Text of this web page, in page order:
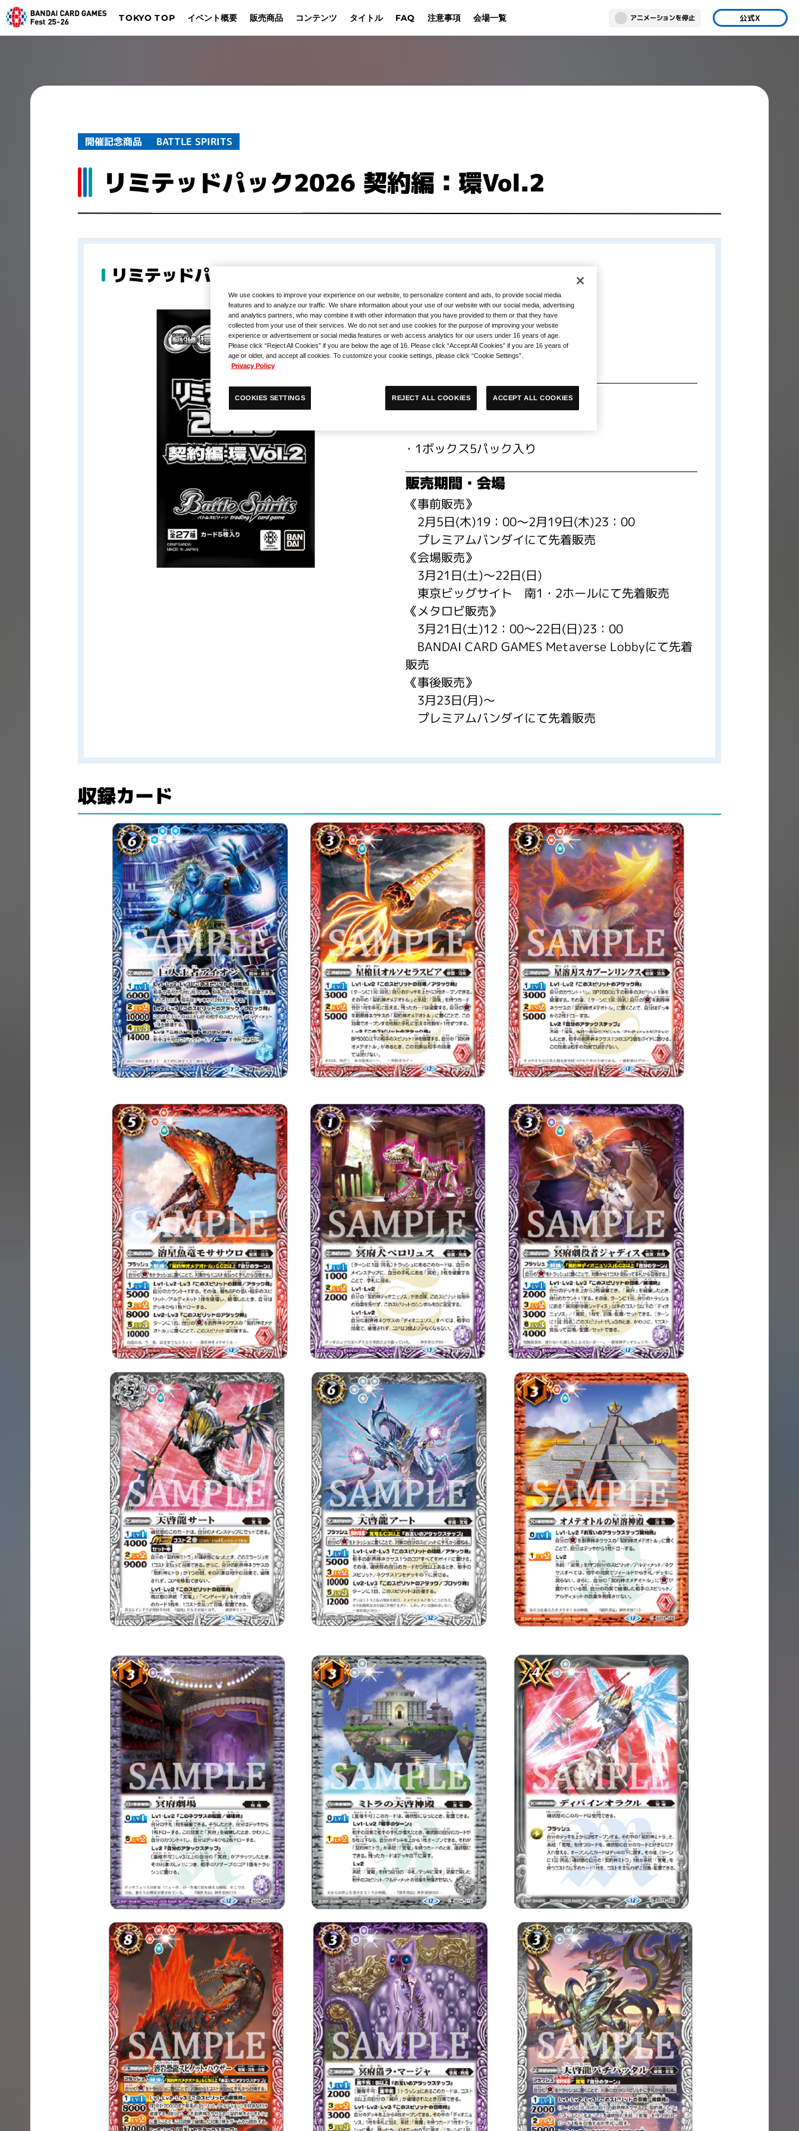
TOKYO TOP イベント概要
開催概要 参加方法 For International players
販売商品
販売商品一覧​ 販売方法 その他販売商品
コンテンツ
来場記念品​
タイトル
バトルスピリッツ デジモンカードゲーム ONE PIECEカードゲーム UNION ARENA ドラゴンボールスーパーカードゲームフュージョンワールド
FAQ 注意事項​ 会場一覧
Dallas Manila Bangkok Jakarta Taipei Singapore
アニメーションを停止 公式X
開催記念商品​ BATTLE SPIRITS
リミテッドパック2026 契約編：環Vol.2
リミテッドパック2026 契約編：環Vol.2
販売価格​
1ボックス:2,000円(税込)
※ボックス販売のみとなります。
内容
1ボックス5パック入り
販売期間・会場
《事前販売》
2月5日(木)19：00～2月19日(木)23：00
プレミアムバンダイにて先着販売
《会場販売》
3月21日(土)～22日(日)
東京ビッグサイト 南1・2ホールにて先着販売
《メタロビ販売》
3月21日(土)12：00～22日(日)23：00
BANDAI CARD GAMES Metaverse Lobbyにて先着
販売
《事後販売》
3月23日(月)～
プレミアムバンダイにて先着販売
収録カード
We use cookies to improve your experience on our website, to personalize content and ads, to provide social media
features and to analyze our traffic. We share information about your use of our website with our social media, advertising
and analytics partners, who may combine it with other information that you have provided to them or that they have
collected from your use of their services. We do not set and use cookies for the purpose of improving your website
experience or advertisement or social media features or web access analytics for our users under 16 years of age.
Please click “Reject All Cookies” if you are below the age of 16. Please click “Accept All Cookies” if you are 16 years of
age or older, and accept all cookies. To customize your cookie settings, please click “Cookie Settings”.
Privacy Policy
COOKIES SETTINGS REJECT ALL COOKIES ACCEPT ALL COOKIES